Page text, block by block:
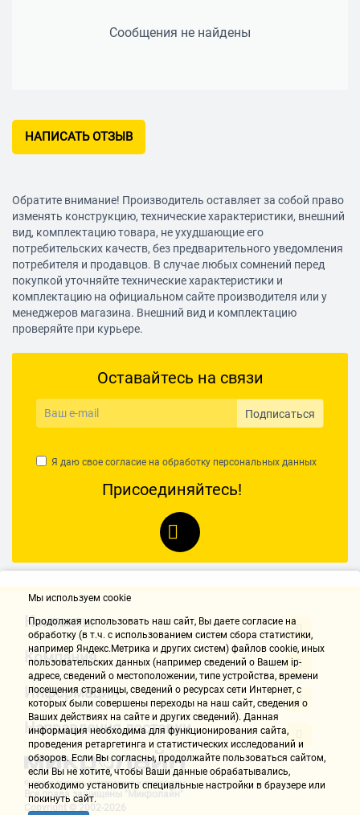
Количество бит
Посадка бит
5/16"
Шлицы бит
крестообразный (PZ),
(H/HEX), Torx (T/TX)
5/16": H7, H8, H10, H12,
SL8, SL10, SL12, PH3, PH4,
Торцевые головки
Количество торцевых
головок
Тип головок
торцевые, удлинённые,
свечные, со вставками
Наконечник головок
6-гранный, 12-гранная
Сообщения не найдены
НАПИСАТЬ ОТЗЫВ
Обратите внимание! Производитель оставляет за собой право
изменять конструкцию, технические характеристики, внешний
вид, комплектацию товара, не ухудшающие его
потребительских качеств, без предварительного уведомления
потребителя и продавцов. В случае любых сомнений перед
покупкой уточняйте технические характеристики и
комплектацию на официальном сайте производителя или у
менеджеров магазина. Внешний вид и комплектацию
проверяйте при курьере.
Оставайтесь на связи
Подписаться
Я даю свое согласие на обработку персональных данных
Присоединяйтесь!
Контакты
Компания
Информация
Направления доставки
Все права защищены "Микролайн"
Copyright © 2002-2026
Мы используем cookie
Продолжая использовать наш cайт, Вы даете согласие на
обработку (в т.ч. с использованием систем сбора статистики,
например Яндекс.Метрика и других систем) файлов cookie, иных
пользовательских данных (например сведений о Вашем ip-
адресе, сведений о местоположении, типе устройства, времени
посещения страницы, сведений о ресурсах сети Интернет, с
которых были совершены переходы на наш сайт, сведения о
Ваших действиях на сайте и других сведений). Данная
информация необходима для функционирования сайта,
проведения ретаргетинга и статистических исследований и
обзоров. Если Вы согласны, продолжайте пользоваться сайтом,
если Вы не хотите, чтобы Ваши данные обрабатывались,
необходимо установить специальные настройки в браузере или
покинуть сайт.